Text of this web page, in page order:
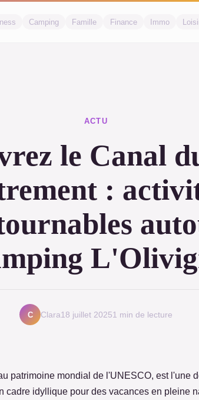
Camping Famille Finance Immo
ACTU
le Canal
:
C Clara18 juillet 20251 min de lecture
patrimoine mondial de l'UNESCO, est l'une
cadre idyllique pour des vacances en pleine